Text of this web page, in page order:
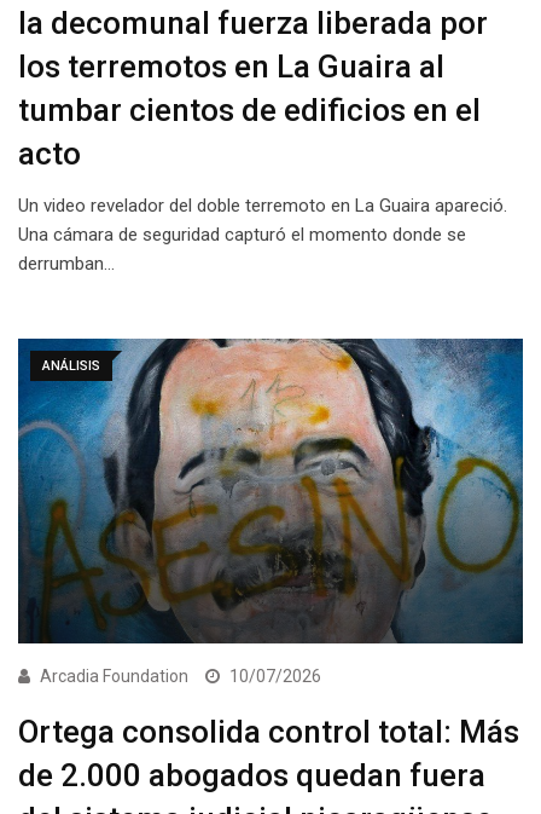
la decomunal fuerza liberada por
los terremotos en La Guaira al
tumbar cientos de edificios en el
acto
Un video revelador del doble terremoto en La Guaira apareció.
Una cámara de seguridad capturó el momento donde se
derrumban…
ANÁLISIS
Arcadia Foundation 10/07/2026
Ortega consolida control total: Más
de 2.000 abogados quedan fuera